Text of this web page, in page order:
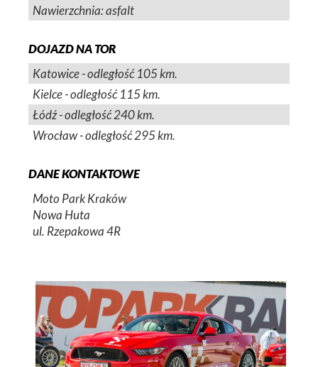
Nawierzchnia: asfalt
DOJAZD NA TOR
Katowice - odległość 105 km.
Kielce - odległość 115 km.
Łódź - odległość 240 km.
Wrocław - odległość 295 km.
DANE KONTAKTOWE
Moto Park Kraków
Nowa Huta
ul. Rzepakowa 4R